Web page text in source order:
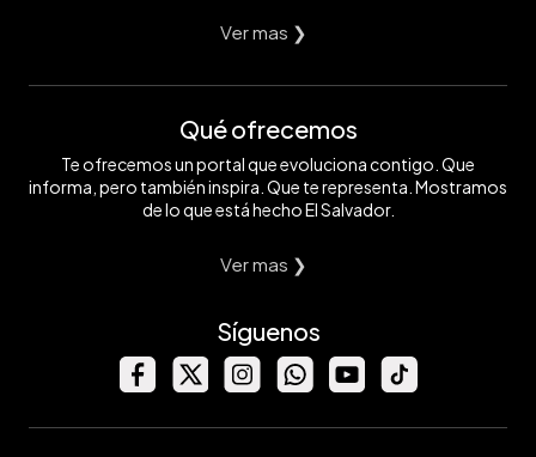
Ver mas ❯
Qué ofrecemos
Te ofrecemos un portal que evoluciona contigo. Que
informa, pero también inspira. Que te representa. Mostramos
de lo que está hecho El Salvador.
Ver mas ❯
Síguenos